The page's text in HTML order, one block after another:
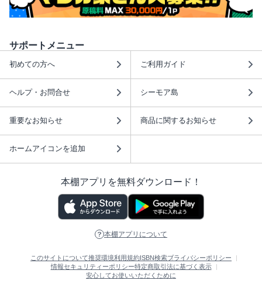
サポートメニュー
初めての方へ ご利用ガイド
ヘルプ・お問合せ シーモア島
重要なお知らせ 商品に関するお知らせ
ホームアイコンを追加
本棚アプリを無料ダウンロード！
本棚アプリについて
このサイトについて推奨環境利用規約ISBN検索プライバシーポリシー
情報セキュリティーポリシー特定商取引法に基づく表示
安心してお使いいただくために